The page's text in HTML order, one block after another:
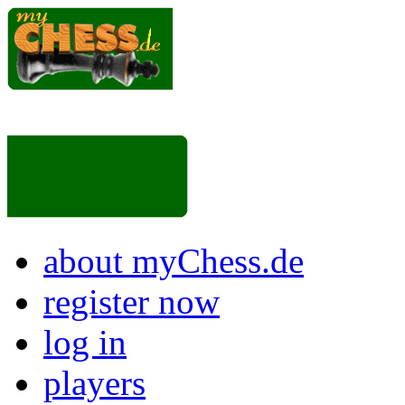
about myChess.de
register now
log in
players